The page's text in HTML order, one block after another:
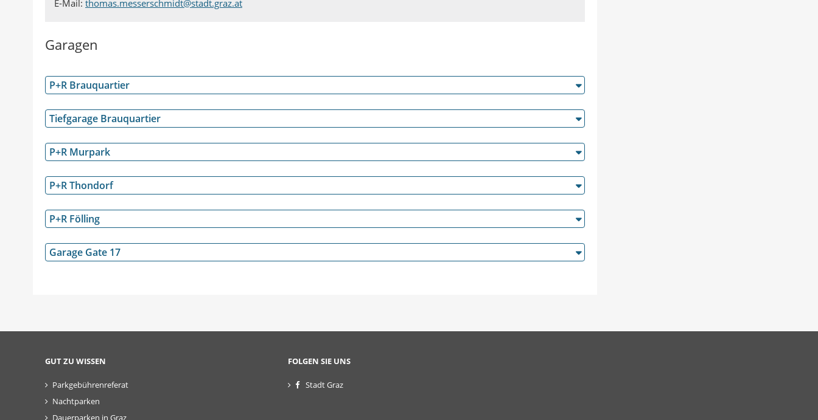
E-Mail: thomas.messerschmidt@stadt.graz.at
Garagen
P+R Brauquartier
Tiefgarage Brauquartier
P+R Murpark
P+R Thondorf
P+R Fölling
Garage Gate 17
GUT ZU WISSEN
Parkgebührenreferat
Nachtparken
Dauerparken in Graz
FOLGEN SIE UNS
Stadt Graz